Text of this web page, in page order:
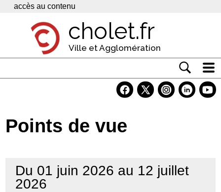
Panneau de gestion des cookies
accès au contenu
cholet.fr
Ville et Agglomération
Economie
Contacts
Points de vue
Du 01 juin 2026 au 12 juillet
2026